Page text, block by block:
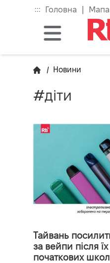
::: Головна | Мапа
/ Новини
#діти
Тайвань
за вейпи після
початкових